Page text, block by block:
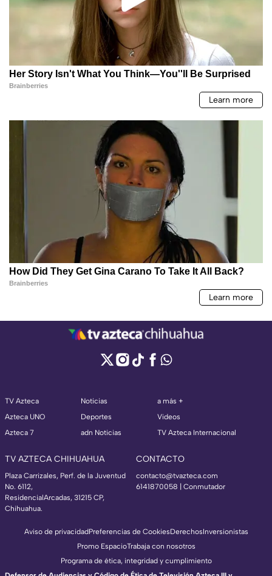
TV Azteca
Azteca UNO
Azteca 7
Noticias
Deportes
adn Noticias
a más +
Videos
TV Azteca Internacional
TV AZTECA CHIHUAHUA
Plaza Carrizales, Perf. de la Juventud
No. 6112,
ResidencialArcadas, 31215 CP,
Chihuahua.
CONTACTO
contacto@tvazteca.com
6141870058 | Conmutador
Aviso de privacidadPreferencias de CookiesDerechosInversionistas
Promo EspacioTrabaja con nosotros
Programa de ética, integridad y cumplimiento